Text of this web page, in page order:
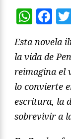
Esta novela
la vida de
reimagina el
lo convierte
escritura, la
sobrevivir a